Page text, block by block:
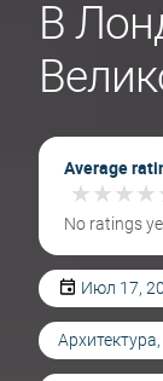
В
Average
★★★★
★★★★
No ratings
Июл 17,